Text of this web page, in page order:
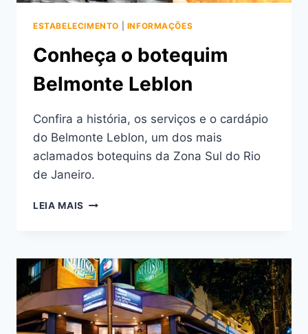
ESTABELECIMENTO INFORMAÇÕES
Conheça o botequim
Belmonte Leblon
Confira a história, os serviços e o cardápio
do Belmonte Leblon, um dos mais
aclamados botequins da Zona Sul do Rio
de Janeiro.
LEIA MAIS CONHEÇA
LEBLON